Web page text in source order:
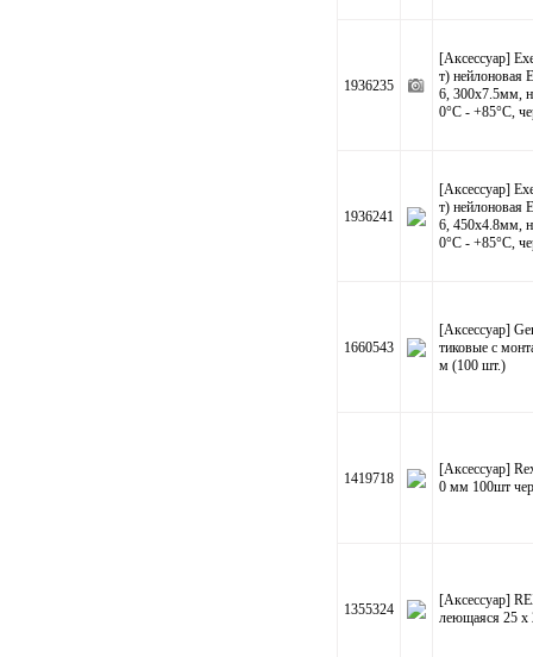
1936235
[Аксессуар]
т) нейлоновая
6, 300x7.5мм,
0°C - +85°C,
1936241
[Аксессуар]
т) нейлоновая
6, 450x4.8мм,
0°C - +85°C,
1660543
[Аксессуар]
тиковые с
м (100 шт.)
1419718
[Аксессуар]
0 мм 100шт
1355324
[Аксессуар]
леющаяся 25